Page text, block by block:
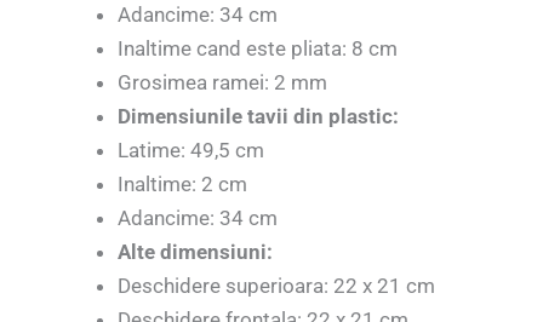
Adancime: 34 cm
Inaltime cand este pliata: 8 cm
Grosimea ramei: 2 mm
Dimensiunile tavii din plastic:
Latime: 49,5 cm
Inaltime: 2 cm
Adancime: 34 cm
Alte dimensiuni:
Deschidere superioara: 22 x 21 cm